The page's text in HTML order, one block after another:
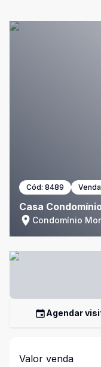
Cód: 8489 Venda
Casa
Condomínio
Agendar
Valor venda